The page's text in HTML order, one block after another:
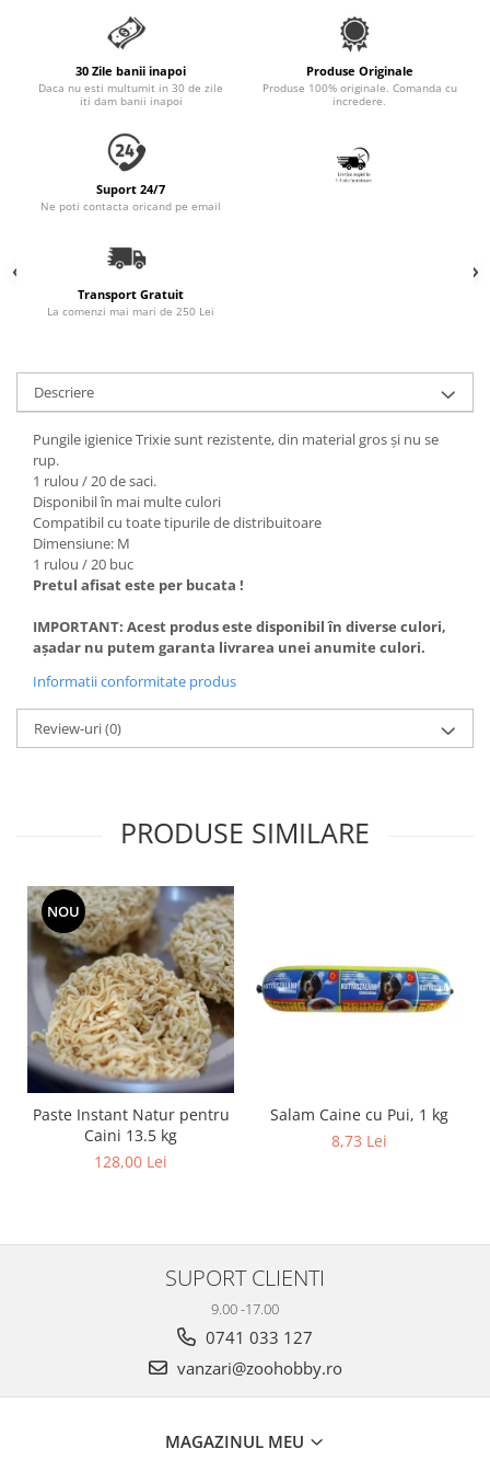
Accesorii Auto & Bicicletă
Accesorii Acasă și Mobilier
Botnițe
Dresaj & Sport
30 Zile banii inapoi
Daca nu esti multumit in 30 de zile
iti dam banii inapoi
Produse Originale
Produse 100% originale. Comanda cu
incredere.
Suport 24/7
Ne poti contacta oricand pe email
Transport Gratuit
La comenzi mai mari de 250 Lei
Descriere
Pungile igienice Trixie sunt rezistente, din material gros și nu se
rup.
1 rulou / 20 de saci.
Disponibil în mai multe culori
Compatibil cu toate tipurile de distribuitoare
Dimensiune: M
1 rulou / 20 buc
Pretul afisat este per bucata !
IMPORTANT: Acest produs este disponibil în diverse culori,
așadar nu putem garanta livrarea unei anumite culori.
Informatii conformitate produs
Review-uri(0)
PRODUSE SIMILARE
NOU
Paste Instant Natur pentru
Caini 13.5 kg
128,00 Lei
Salam Caine cu Pui, 1 kg
8,73 Lei
SUPORT CLIENTI
9.00 -17.00
0741 033 127
vanzari@zoohobby.ro
MAGAZINUL MEU